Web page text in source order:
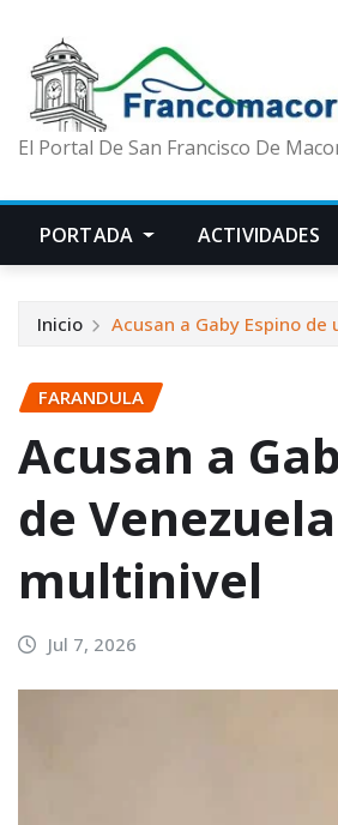
El Portal De San Francisco De
PORTADA ACTIVIDADES
Inicio Acusan a Gaby Espino
FARANDULA
Acusan a
de
multinivel
Jul 7, 2026